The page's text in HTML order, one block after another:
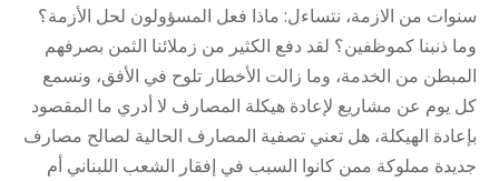
سنوات من الازمة، نتساءل: ماذا فعل المسؤولون لحل الأزمة؟
وما ذنبنا كموظفين؟ لقد دفع الكثير من زملائنا الثمن بصرفهم
المبطن من الخدمة، وما زالت الأخطار تلوح في الأفق، ونسمع
كل يوم عن مشاريع لإعادة هيكلة المصارف لا أدري ما المقصود
بإعادة الهيكلة، هل تعني تصفية المصارف الحالية لصالح مصارف
جديدة مملوكة ممن كانوا السبب في إفقار الشعب اللبناني أم